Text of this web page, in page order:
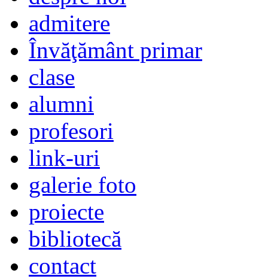
admitere
Învăţământ primar
clase
alumni
profesori
link-uri
galerie foto
proiecte
bibliotecă
contact